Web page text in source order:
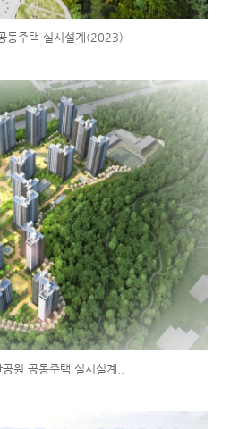
동주택 실시설계(2023)
원 공동주택 실시설계..